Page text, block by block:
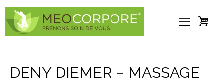
DENY DIEMER – MASSAGE